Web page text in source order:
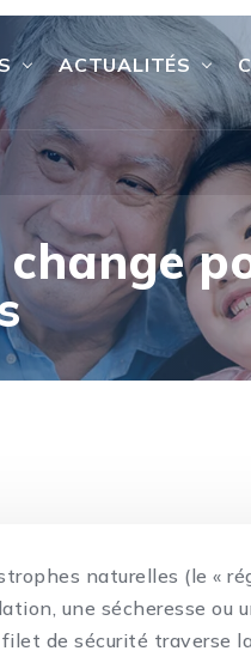
ACTUALITÉS
naturelles (le «
une sécheresse ou
filet de sécurité traverse